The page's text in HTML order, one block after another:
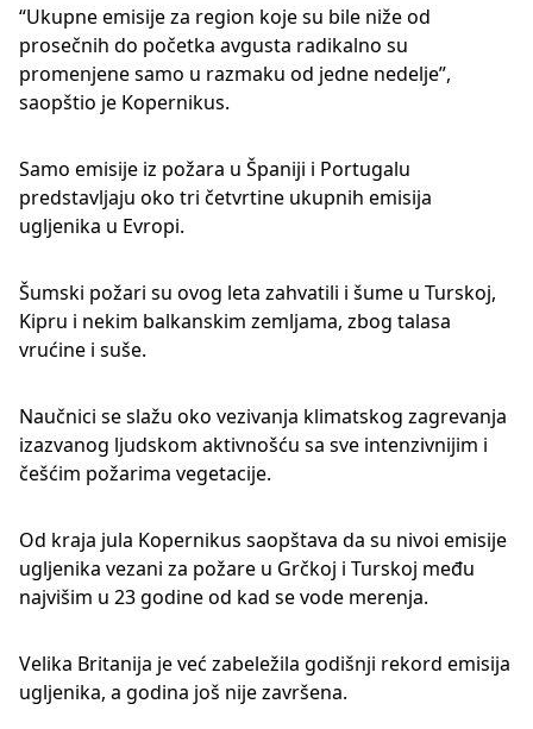
“Ukupne emisije za region koje su bile niže od
prosečnih do početka avgusta radikalno su
promenjene samo u razmaku od jedne nedelje”,
saopštio je Kopernikus.
Samo emisije iz požara u Španiji i Portugalu
predstavljaju oko tri četvrtine ukupnih emisija
ugljenika u Evropi.
Šumski požari su ovog leta zahvatili i šume u Turskoj,
Kipru i nekim balkanskim zemljama, zbog talasa
vrućine i suše.
Naučnici se slažu oko vezivanja klimatskog zagrevanja
izazvanog ljudskom aktivnošću sa sve intenzivnijim i
češćim požarima vegetacije.
Od kraja jula Kopernikus saopštava da su nivoi emisije
ugljenika vezani za požare u Grčkoj i Turskoj među
najvišim u 23 godine od kad se vode merenja.
Velika Britanija je već zabeležila godišnji rekord emisija
ugljenika, a godina još nije završena.